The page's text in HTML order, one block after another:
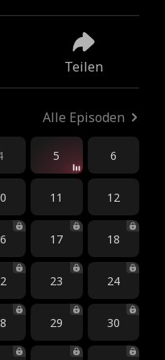
Teilen
Alle Episoden
5 6
11 12
17 18
23 24
29 30